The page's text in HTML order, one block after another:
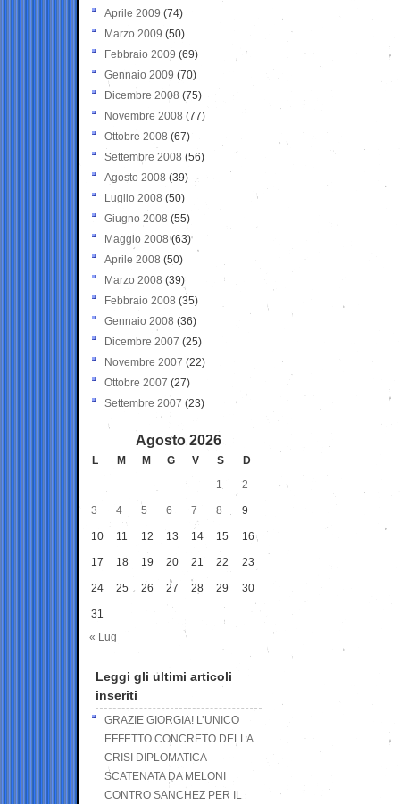
Aprile 2009 (74)
Marzo 2009 (50)
Febbraio 2009 (69)
Gennaio 2009 (70)
Dicembre 2008 (75)
Novembre 2008 (77)
Ottobre 2008 (67)
Settembre 2008 (56)
Agosto 2008 (39)
Luglio 2008 (50)
Giugno 2008 (55)
Maggio 2008(63)
Aprile 2008 (50)
Marzo 2008 (39)
Febbraio 2008 (35)
Gennaio 2008 (36)
Dicembre 2007 (25)
Novembre 2007 (22)
Ottobre 2007 (27)
Settembre 2007 (23)
Agosto 2026
L M M G V S
D
1
2
3 4 5 6 7 8 9
10 11 12 13 14 15 16
17 18 19 20 21 22 23
24 25 26 27 28 29 30
31
« Lug
Leggi gli ultimi articoli
inseriti
GRAZIE GIORGIA! L’UNICO
EFFETTO CONCRETO DELLA
CRISI DIPLOMATICA
SCATENATA DA MELONI
CONTRO SANCHEZ PER IL